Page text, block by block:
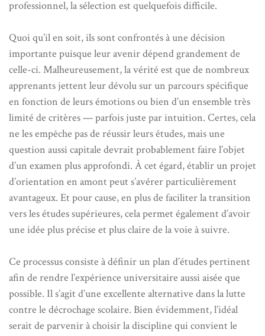
professionnel, la sélection est quelquefois difficile.
Quoi qu’il en soit, ils sont confrontés à une décision
importante puisque leur avenir dépend grandement de
celle-ci. Malheureusement, la vérité est que de nombreux
apprenants jettent leur dévolu sur un parcours spécifique
en fonction de leurs émotions ou bien d’un ensemble très
limité de critères — parfois juste par intuition. Certes, cela
ne les empêche pas de réussir leurs études, mais une
question aussi capitale devrait probablement faire l’objet
d’un examen plus approfondi. À cet égard, établir un projet
d’orientation en amont peut s’avérer particulièrement
avantageux. Et pour cause, en plus de faciliter la transition
vers les études supérieures, cela permet également d’avoir
une idée plus précise et plus claire de la voie à suivre.
Ce processus consiste à définir un plan d’études pertinent
afin de rendre l’expérience universitaire aussi aisée que
possible. Il s’agit d’une excellente alternative dans la lutte
contre le décrochage scolaire. Bien évidemment, l’idéal
serait de parvenir à choisir la discipline qui convient le